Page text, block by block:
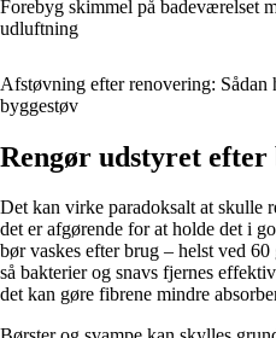
Forebyg skimmel på badeværelset
udluftning
Afstøvning efter renovering: Sådan
byggestøv
Rengør udstyret efter
Det kan virke paradoksalt at skulle
det er afgørende for at holde det i
bør vaskes efter brug – helst ved
så bakterier og snavs fjernes
det kan gøre fibrene mindre